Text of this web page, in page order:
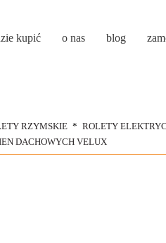
kupić o nas blog
RZYMSKIE
ROLETY
DACHOWYCH VELUX